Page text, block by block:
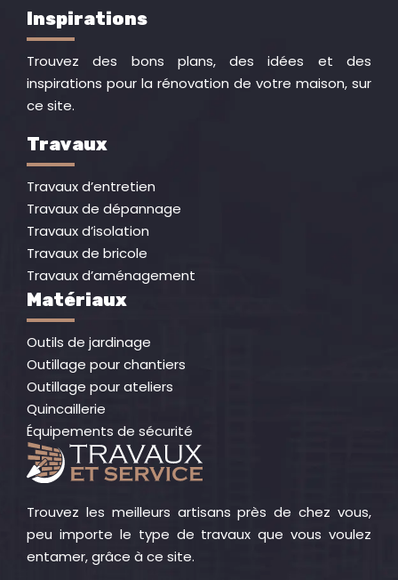
Inspirations
Trouvez des bons plans, des idées et des
inspirations pour la rénovation de votre maison, sur
ce site.
Travaux
Travaux d’entretien
Travaux de dépannage
Travaux d’isolation
Travaux de bricole
Travaux d’aménagement
Matériaux
Outils de jardinage
Outillage pour chantiers
Outillage pour ateliers
Quincaillerie
Équipements de sécurité
Trouvez les meilleurs artisans près de chez vous,
peu importe le type de travaux que vous voulez
entamer, grâce à ce site.